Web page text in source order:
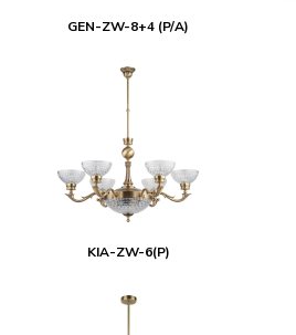
GEN-ZW-8+4 (P/A)
KIA-ZW-6(P)